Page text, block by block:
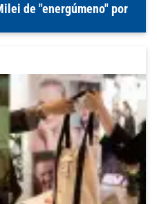
de "energúmeno" por